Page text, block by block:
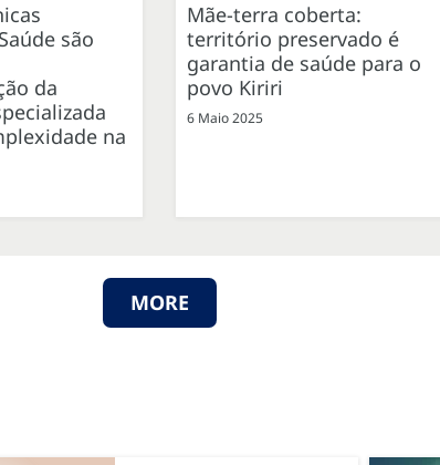
são
da
na
Mãe-terra coberta:
território preservado é
garantia de saúde para o
povo Kiriri
6 Maio 2025
MORE